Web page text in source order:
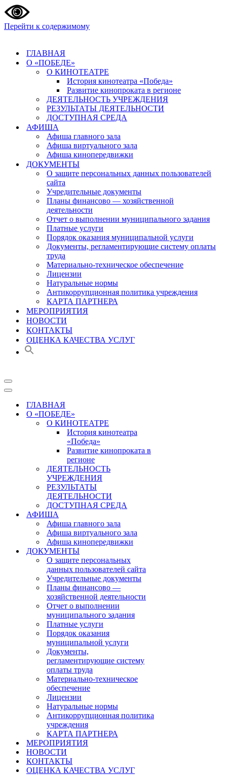
Перейти к содержимому
ГЛАВНАЯ
О «ПОБЕДЕ»
О КИНОТЕАТРЕ
История кинотеатра «Победа»
Развитие кинопроката в регионе
ДЕЯТЕЛЬНОСТЬ УЧРЕЖДЕНИЯ
РЕЗУЛЬТАТЫ ДЕЯТЕЛЬНОСТИ
ДОСТУПНАЯ СРЕДА
АФИША
Афиша главного зала
Афиша виртуального зала
Афиша кинопередвижки
ДОКУМЕНТЫ
О защите персональных данных пользователей
сайта
Учредительные документы
Планы финансово — хозяйственной
деятельности
Отчет о выполнении муниципального задания
Платные услуги
Порядок оказания муниципальной услуги
Документы, регламентирующие систему оплаты
труда
Материально-техническое обеспечение
Лицензии
Натуральные нормы
Антикоррупционная политика учреждения
КАРТА ПАРТНЕРА
МЕРОПРИЯТИЯ
НОВОСТИ
КОНТАКТЫ
ОЦЕНКА КАЧЕСТВА УСЛУГ
Меню
навигации
Меню
навигацииГЛАВНАЯ
О «ПОБЕДЕ»
О КИНОТЕАТРЕ
История кинотеатра
«Победа»
Развитие кинопроката в
регионе
ДЕЯТЕЛЬНОСТЬ
УЧРЕЖДЕНИЯ
РЕЗУЛЬТАТЫ
ДЕЯТЕЛЬНОСТИ
ДОСТУПНАЯ СРЕДА
АФИША
Афиша главного зала
Афиша виртуального зала
Афиша кинопередвижки
ДОКУМЕНТЫ
О защите персональных
данных пользователей сайта
Учредительные документы
Планы финансово —
хозяйственной деятельности
Отчет о выполнении
муниципального задания
Платные услуги
Порядок оказания
муниципальной услуги
Документы,
регламентирующие систему
оплаты труда
Материально-техническое
обеспечение
Лицензии
Натуральные нормы
Антикоррупционная политика
учреждения
КАРТА ПАРТНЕРА
МЕРОПРИЯТИЯ
НОВОСТИ
КОНТАКТЫ
ОЦЕНКА КАЧЕСТВА УСЛУГ